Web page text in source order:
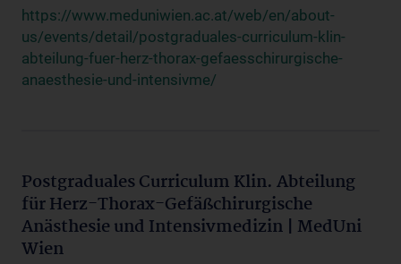
https://www.meduniwien.ac.at/web/en/about-
us/events/detail/postgraduales-curriculum-klin-
abteilung-fuer-herz-thorax-gefaesschirurgische-
anaesthesie-und-intensivme/
Postgraduales Curriculum Klin. Abteilung
für Herz-Thorax-Gefäßchirurgische
Anästhesie und Intensivmedizin | MedUni
Wien